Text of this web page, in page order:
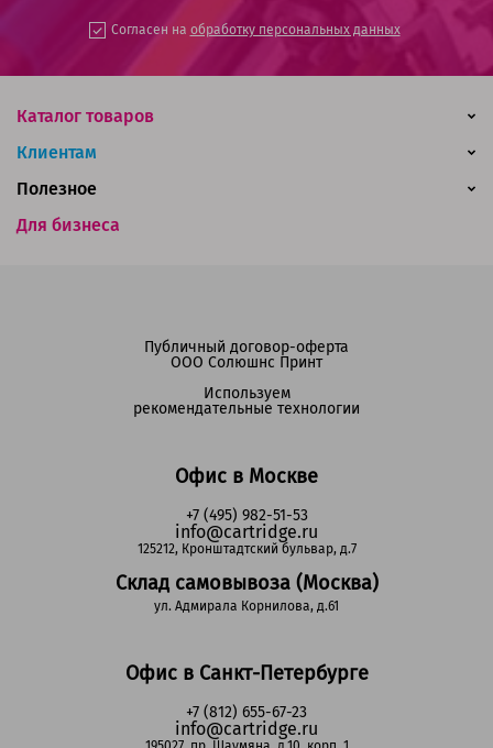
Согласен на обработку персональных данных
Каталог товаров
Клиентам
Для бизнеса
Полезное
Офис в Москве
+7 (495) 982-51-53
info@cartridge.ru
125212, Кронштадтский бульвар, д.7
Склад самовывоза (Москва)
ул. Адмирала Корнилова, д.61
Офис в Санкт-Петербурге
+7 (812) 655-67-23
info@cartridge.ru
Публичный договор-оферта
ООО Солюшнс Принт
Используем
рекомендательные технологии